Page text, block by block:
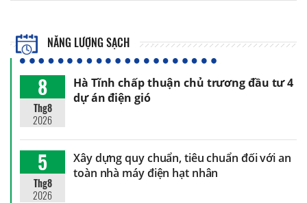
NĂNG LƯỢNG SẠCH
8
Thg8
2026
Hà Tĩnh chấp thuận chủ trương đầu tư 4
dự án điện gió
5
Thg8
2026
Xây dựng quy chuẩn, tiêu chuẩn đối với an
toàn nhà máy điện hạt nhân